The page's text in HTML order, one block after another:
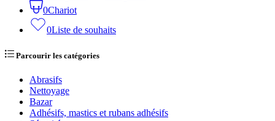
0Chariot
0Liste de souhaits
Parcourir les catégories
Abrasifs
Nettoyage
Bazar
Adhésifs, mastics et rubans adhésifs